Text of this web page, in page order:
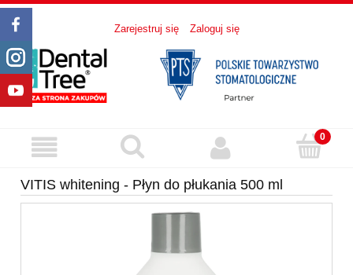
Zarejestruj się Zaloguj się
VITIS whitening - Płyn do płukania 500 ml